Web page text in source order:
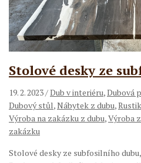
Stolové desky ze
19. 2. 2023/Dub v interiéru,Dubová
Dubový stůl,Nábytek z dubu,
Výroba na zakázku z dubu,Výroba
zakázku
Stolové desky ze subfosilního